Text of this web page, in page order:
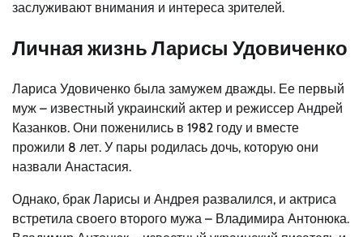
заслуживают внимания и интереса зрителей.
Личная жизнь Ларисы Удовиченко
Лариса Удовиченко была замужем дважды. Ее первый
муж – известный украинский актер и режиссер Андрей
Казанков. Они поженились в 1982 году и вместе
прожили 8 лет. У пары родилась дочь, которую они
назвали Анастасия.
Однако, брак Ларисы и Андрея развалился, и актриса
встретила своего второго мужа – Владимира Антонюка.